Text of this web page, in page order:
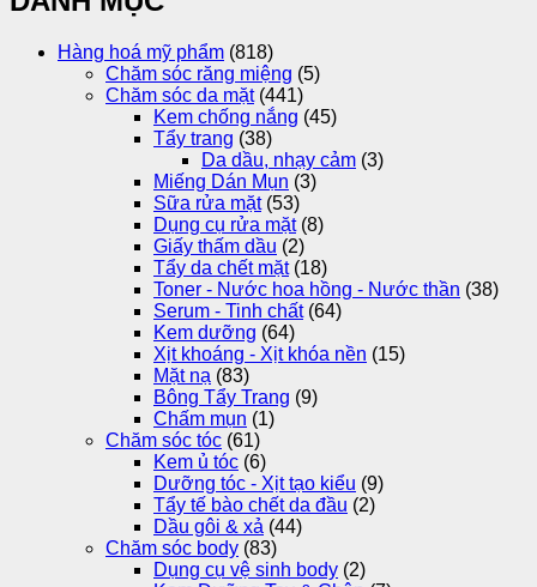
Hàng hoá mỹ phẩm (818)
Chăm sóc răng miệng (5)
Chăm sóc da mặt (441)
Kem chống nắng (45)
Tẩy trang (38)
Da dầu, nhạy cảm (3)
Miếng Dán Mụn (3)
Sữa rửa mặt (53)
Dụng cụ rửa mặt (8)
Giấy thấm dầu (2)
Tẩy da chết mặt (18)
Toner - Nước hoa hồng - Nước thần (38)
Serum - Tinh chất (64)
Kem dưỡng (64)
Xịt khoáng - Xịt khóa nền (15)
Mặt nạ (83)
Bông Tẩy Trang (9)
Chấm mụn (1)
Chăm sóc tóc (61)
Kem ủ tóc (6)
Dưỡng tóc - Xịt tạo kiểu (9)
Tẩy tế bào chết da đầu (2)
Dầu gôi & xả (44)
Chăm sóc body (83)
Dụng cụ vệ sinh body (2)